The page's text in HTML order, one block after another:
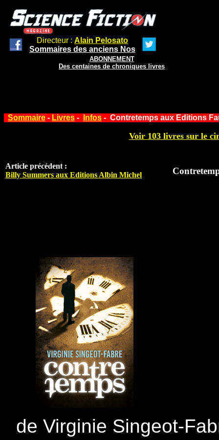
Directeur : Alain Pelosato
Sommaires des anciens Nos
ABONNEMENT
Des centaines de chroniques livres
Sommaire - Livres - Infos - Contretemps aux Editions
Voir 103 livres sur le
Article précédent :
Billy Summers aux Editions Albin Michel
de Virginie Singeot-